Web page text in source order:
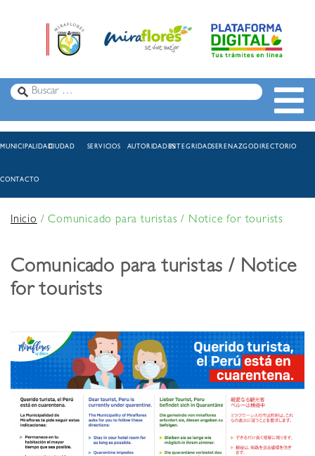
MUNICIPALIDADCIUDAD SERVICIOS AUTORIDADESINTEGRIDADSERENAZGODIRECTORIO
CONTACTO
Inicio/Comunicado para turistas / Notice for tourists
Comunicado para turistas / Notice
for tourists